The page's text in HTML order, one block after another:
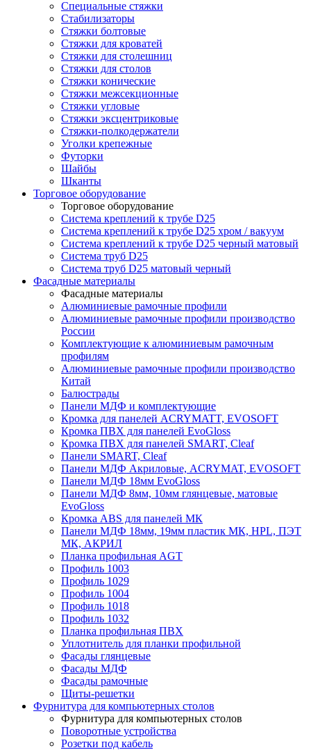
Специальные стяжки
Стабилизаторы
Стяжки болтовые
Стяжки для кроватей
Стяжки для столешниц
Стяжки для столов
Стяжки конические
Стяжки межсекционные
Стяжки угловые
Стяжки эксцентриковые
Стяжки-полкодержатели
Уголки крепежные
Футорки
Шайбы
Шканты
Торговое оборудование
Торговое оборудование
Система креплений к трубе D25
Система креплений к трубе D25 хром / вакуум
Система креплений к трубе D25 черный матовый
Система труб D25
Система труб D25 матовый черный
Фасадные материалы
Фасадные материалы
Алюминиевые рамочные профили
Алюминиевые рамочные профили производство
России
Комплектующие к алюминиевым рамочным
профилям
Алюминиевые рамочные профили производство
Китай
Балюстрады
Панели МДФ и комплектующие
Кромка для панелей ACRYMATT, EVOSOFT
Кромка ПВХ для панелей EvoGloss
Кромка ПВХ для панелей SMART, Cleaf
Панели SMART, Cleaf
Панели МДФ Акриловые, ACRYMAT, EVOSOFT
Панели МДФ 18мм EvoGloss
Панели МДФ 8мм, 10мм глянцевые, матовые
EvoGloss
Кромка ABS для панелей МК
Панели МДФ 18мм, 19мм пластик МК, HPL, ПЭТ
МК, АКРИЛ
Планка профильная AGT
Профиль 1003
Профиль 1029
Профиль 1004
Профиль 1018
Профиль 1032
Планка профильная ПВХ
Уплотнитель для планки профильной
Фасады глянцевые
Фасады МДФ
Фасады рамочные
Щиты-решетки
Фурнитура для компьютерных столов
Фурнитура для компьютерных столов
Поворотные устройства
Розетки под кабель